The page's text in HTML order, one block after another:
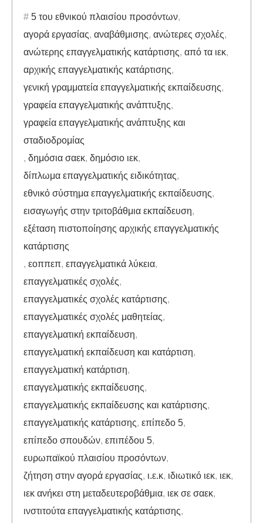
5 του εθνικού πλαισίου προσόντων,
αγορά εργασίας, αναβάθμισης, ανώτερες σχολές,
ανώτερης επαγγελματικής κατάρτισης, από τα ιεκ,
αρχικής επαγγελματικής κατάρτισης,
γενική γραμματεία επαγγελματικής εκπαίδευσης,
γραφεία επαγγελματικής ανάπτυξης,
γραφεία επαγγελματικής ανάπτυξης και
σταδιοδρομίας
, δημόσια σαεκ, δημόσιο ιεκ,
δίπλωμα επαγγελματικής ειδικότητας,
εθνικό σύστημα επαγγελματικής εκπαίδευσης,
εισαγωγής στην τριτοβάθμια εκπαίδευση,
εξέταση πιστοποίησης αρχικής επαγγελματικής
κατάρτισης
, εοππεπ, επαγγελματικά λύκεια,
επαγγελματικές σχολές,
επαγγελματικές σχολές κατάρτισης,
επαγγελματικές σχολές μαθητείας,
επαγγελματική εκπαίδευση,
επαγγελματική εκπαίδευση και κατάρτιση,
επαγγελματική κατάρτιση,
επαγγελματικής εκπαίδευσης,
επαγγελματικής εκπαίδευσης και κατάρτισης,
επαγγελματικής κατάρτισης, επίπεδο 5,
επίπεδο σπουδών, επιπέδου 5,
ευρωπαϊκού πλαισίου προσόντων,
ζήτηση στην αγορά εργασίας, ι.ε.κ, ιδιωτικό ιεκ, ιεκ,
ιεκ ανήκει στη μεταδευτεροβάθμια, ιεκ σε σαεκ,
ινστιτούτα επαγγελματικής κατάρτισης,